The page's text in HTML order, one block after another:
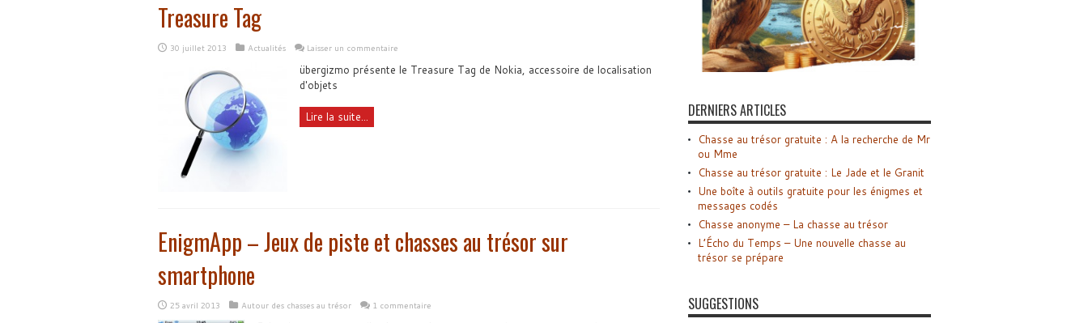
Treasure Tag
30 juillet 2013 Actualités Laisser un commentaire
übergizmo présente le Treasure Tag de Nokia, accessoire de localisation
d'objets
Lire la suite...
EnigmApp – Jeux de piste et chasses au trésor sur
smartphone
25 avril 2013 Autour des chasses au trésor 1 commentaire
DERNIERS ARTICLES
Chasse au trésor gratuite : A la recherche de Mr
ou Mme
Chasse au trésor gratuite : Le Jade et le Granit
Une boîte à outils gratuite pour les énigmes et
messages codés
Chasse anonyme – La chasse au trésor
L’Écho du Temps – Une nouvelle chasse au
trésor se prépare
SUGGESTIONS